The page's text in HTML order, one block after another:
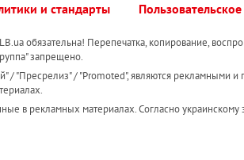
и стандарты
обязательна! Перепечатка, копирование,
запрещено.
"Пресрелиз" / "Promoted", являются рекламными и
в рекламных материалах. Согласно украинскому